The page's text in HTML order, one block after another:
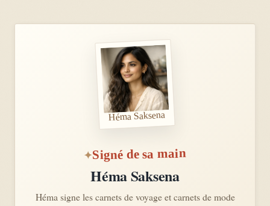
Héma Saksena
Signé de sa main
Héma Saksena
Héma signe les carnets de voyage et carnets de mode